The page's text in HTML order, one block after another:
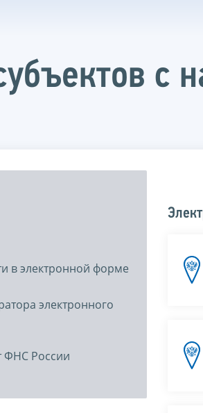
с
в электронной форме
электронного
ФНС России